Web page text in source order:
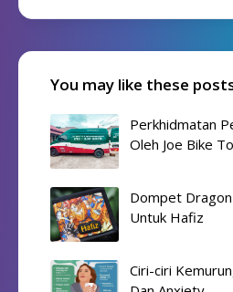
You may like these
Perkhidmatan
Oleh Joe Bike
Dompet Dragon
Untuk Hafiz
Ciri-ciri